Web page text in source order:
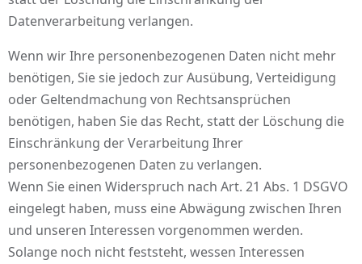
Datenverarbeitung verlangen.
Wenn wir Ihre personenbezogenen Daten nicht mehr
benötigen, Sie sie jedoch zur Ausübung, Verteidigung
oder Geltendmachung von Rechtsansprüchen
benötigen, haben Sie das Recht, statt der Löschung die
Einschränkung der Verarbeitung Ihrer
personenbezogenen Daten zu verlangen.
Wenn Sie einen Widerspruch nach Art. 21 Abs. 1 DSGVO
eingelegt haben, muss eine Abwägung zwischen Ihren
und unseren Interessen vorgenommen werden.
Solange noch nicht feststeht, wessen Interessen